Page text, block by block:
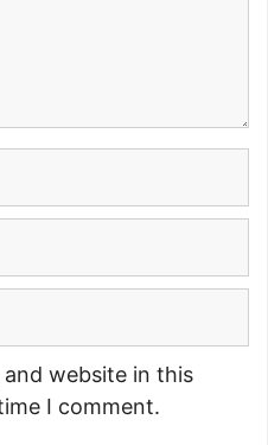
and website in this
I comment.